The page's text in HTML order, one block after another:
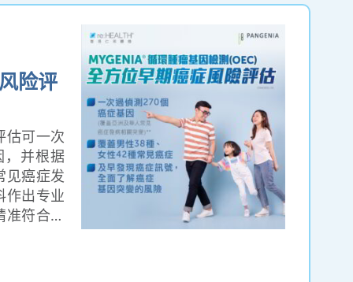
险评
估可一次
，并根据
见癌症发
作出专业
符合亚